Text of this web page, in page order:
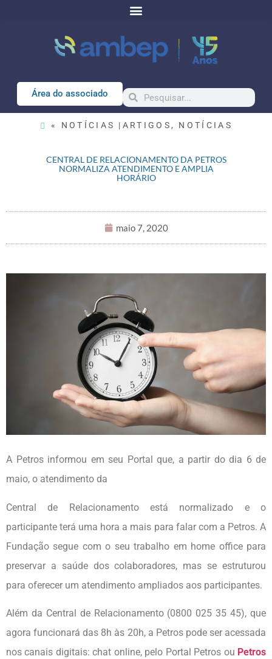
Área do associado
« NOTÍCIAS | ARTIGOS , NOTÍCIAS
CENTRAL DE RELACIONAMENTO DA PETROS
NORMALIZA ATENDIMENTO E AMPLIA
HORÁRIO
maio 7, 2020
A Petros informou em seu Portal que, a partir do dia 6 de
maio, o atendimento da
Central de Relacionamento está normalizado e o
participante terá uma hora a mais para falar com a Petros. A
Fundação segue com o seu trabalho em home office para
preservar a saúde dos colaboradores, mas se estruturou
para oferecer um atendimento ampliados aos participantes.
Além da Central de Relacionamento (0800 025 35 45), que
agora funcionará das 8h às 20h, a Petros pode ser acessada
nos canais digitais: chat online, pelo Portal Petros ou Petros